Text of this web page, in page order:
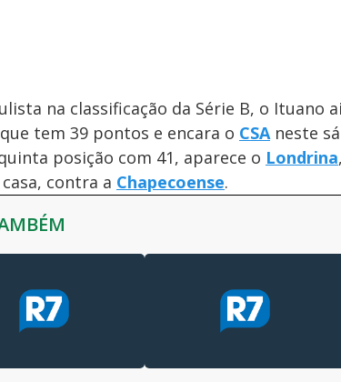
na classificação da Série B, o Ituano
tem 39 pontos e encara o CSAneste
posição com 41, aparece o Londrina
contra a Chapecoense.